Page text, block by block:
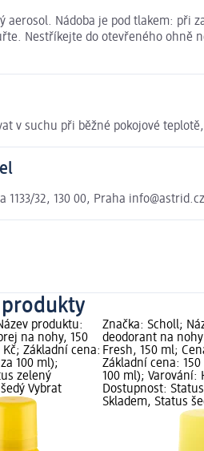
aerosol. Nádoba je pod tlakem:
Nestříkejte do otevřeného ohně
v suchu při běžné pokojové
1133/32, 130 00, Praha info@astrid.cz
produktu:
na nohy, 150
Kč; Základní cena:
100 ml);
zelený
Vybrat
Značka: Scholl;
deodorant na
Fresh, 150 ml;
Základní cena: 150
100 ml); Varování:
Dostupnost:
Skladem, Status